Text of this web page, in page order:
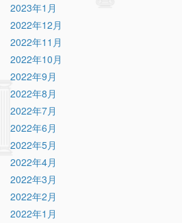
2023年1月
2022年12月
2022年11月
2022年10月
2022年9月
2022年8月
2022年7月
2022年6月
2022年5月
2022年4月
2022年3月
2022年2月
2022年1月